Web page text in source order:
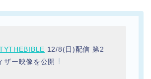
12/8(日)配信 第2
ザー映像を公開